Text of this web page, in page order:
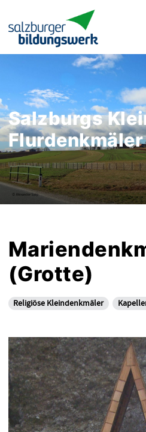
Salzburgs
Flurdenkmäler
(Grotte)
Religiöse Kleindenkmäler